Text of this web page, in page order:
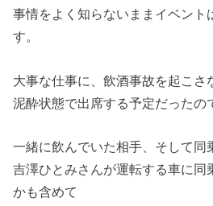
事情をよく知らないままイベント
す。
大事な仕事に、飲酒事故を起こさ
泥酔状態で出席する予定だったの
一緒に飲んでいた相手、そして同
吉澤ひとみさんが運転する車に同
かも含めて